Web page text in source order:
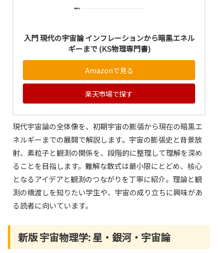
入門 現代の宇宙論 インフレーションから暗黒エネル
ギーまで (KS物理専門書)
Amazonで見る
楽天市場で探す
現代宇宙論の全体像を、初期宇宙の膨張から現在の暗黒エ
ネルギーまでの展開で解説します。宇宙の膨張史と背景放
射、素粒子と観測の関係を、段階的に整理して理解を深め
ることを目指します。難解な数式は最小限にとどめ、核心
となるアイデアと観測のつながりを丁寧に紹介。理論と観
測の橋渡しを知りたい学生や、宇宙の成り立ちに興味があ
る読者に向いています。
新版 宇宙物理学: 星・銀河・宇宙論